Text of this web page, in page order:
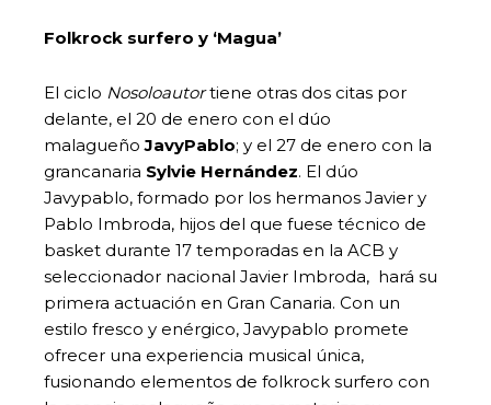
Folkrock surfero y ‘Magua’
El ciclo Nosoloautortiene otras dos citas por
delante, el 20 de enero con el dúo
malagueñoJavyPablo; y el 27 de enero con la
grancanaria Sylvie Hernández. El dúo
Javypablo, formado por los hermanos Javier y
Pablo Imbroda, hijos del que fuese técnico de
basket durante 17 temporadas en la ACB y
seleccionador nacional Javier Imbroda, hará su
primera actuación en Gran Canaria. Con un
estilo fresco y enérgico, Javypablo promete
ofrecer una experiencia musical única,
fusionando elementos de folkrock surfero con